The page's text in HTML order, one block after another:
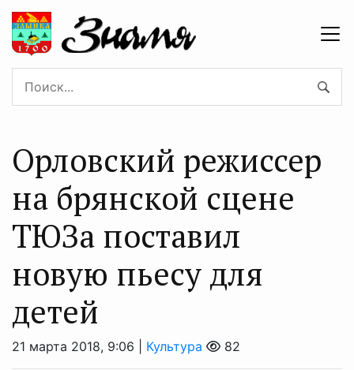
Орловский режиссер
на брянской сцене
ТЮЗа поставил
новую пьесу для
детей
21 марта 2018, 9:06 | Культура 82